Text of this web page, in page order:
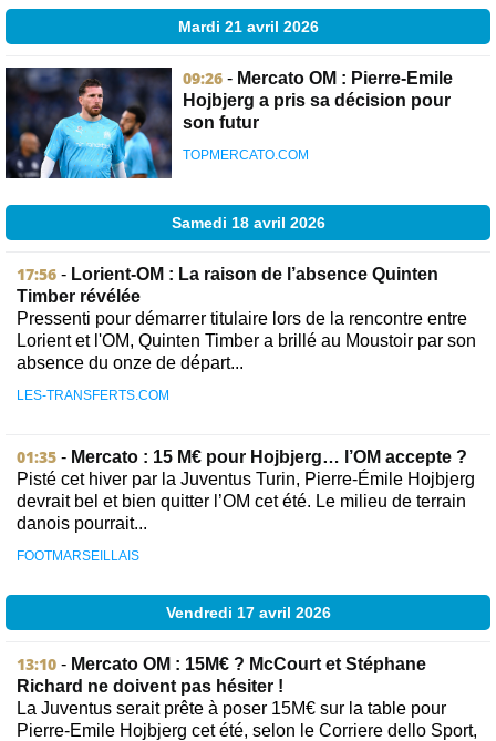
Mardi 21 avril 2026
09:26 - Mercato OM : Pierre-Emile
Hojbjerg a pris sa décision pour
son futur
TOPMERCATO.COM
Samedi 18 avril 2026
17:56 - Lorient-OM : La raison de l’absence Quinten
Timber révélée
Pressenti pour démarrer titulaire lors de la rencontre entre
Lorient et l'OM, Quinten Timber a brillé au Moustoir par son
absence du onze de départ...
LES-TRANSFERTS.COM
01:35 - Mercato : 15 M€ pour Hojbjerg… l’OM accepte ?
Pisté cet hiver par la Juventus Turin, Pierre-Émile Hojbjerg
devrait bel et bien quitter l’OM cet été. Le milieu de terrain
danois pourrait...
FOOTMARSEILLAIS
Vendredi 17 avril 2026
13:10 - Mercato OM : 15M€ ? McCourt et Stéphane
Richard ne doivent pas hésiter !
La Juventus serait prête à poser 15M€ sur la table pour
Pierre-Emile Hojbjerg cet été, selon le Corriere dello Sport,